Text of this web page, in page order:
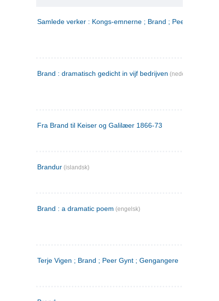
Samlede verker : Kongs-emnerne ; Brand ; Peer Gynt. 2
Brand : dramatisch gedicht in vijf bedrijven (nederlandsk)
Fra Brand til Keiser og Galilæer 1866-73
Brandur (islandsk)
Brand : a dramatic poem (engelsk)
Terje Vigen ; Brand ; Peer Gynt ; Gengangere